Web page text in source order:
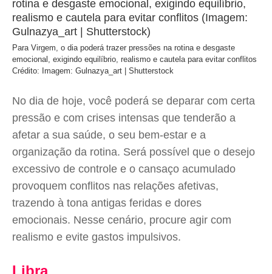
Para Virgem, o dia poderá trazer pressões na rotina e desgaste
emocional, exigindo equilíbrio, realismo e cautela para evitar conflitos
Crédito: Imagem: Gulnazya_art | Shutterstock
No dia de hoje, você poderá se deparar com certa
pressão e com crises intensas que tenderão a
afetar a sua saúde, o seu bem-estar e a
organização da rotina. Será possível que o desejo
excessivo de controle e o cansaço acumulado
provoquem conflitos nas relações afetivas,
trazendo à tona antigas feridas e dores
emocionais. Nesse cenário, procure agir com
realismo e evite gastos impulsivos.
Libra